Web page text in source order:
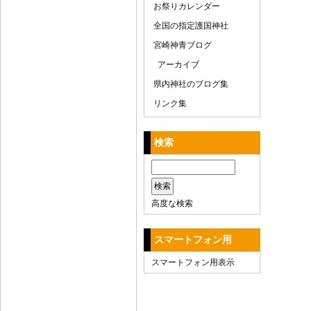
お祭りカレンダー
全国の指定護国神社
宮崎神青ブログ
アーカイブ
県内神社のブログ集
リンク集
検索
高度な検索
スマートフォン用
スマートフォン用表示